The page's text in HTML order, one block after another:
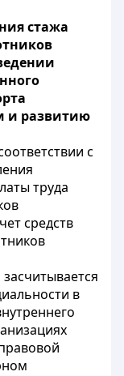
стажа
и развитию
с
труда
средств
в